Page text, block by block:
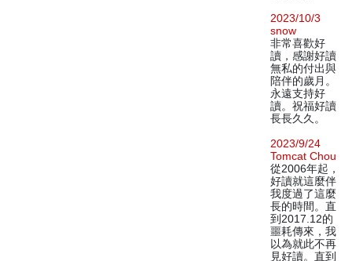
2023/10/3
snow
非常喜歡好
讀，感謝好讀
無私的付出與
陪伴的歲月。
永遠支持好
讀。祝福好讀
長長久久。
2023/9/24
Tomcat Chou
從2006年起，
好讀就這麼伴
我度過了這麼
長的時間。直
到2017.12的
噩耗傳來，我
以為就此不再
見好讀。直到